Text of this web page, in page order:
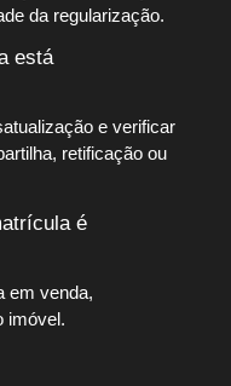
da regularização.
está
e verificar
retificação ou
é
em venda,
imóvel.